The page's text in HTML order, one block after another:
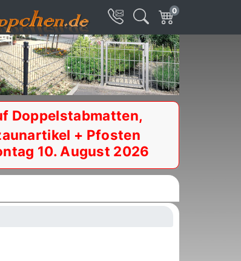
0
Doppelstabmatten,
+ Pfosten
10. August 2026